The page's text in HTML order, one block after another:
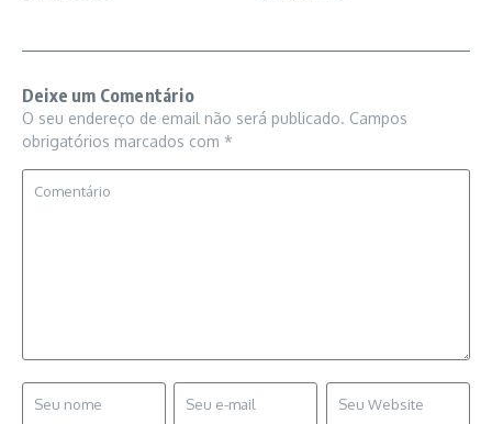
Deixe um Comentário
O seu endereço de email não será publicado. Campos
obrigatórios marcados com *